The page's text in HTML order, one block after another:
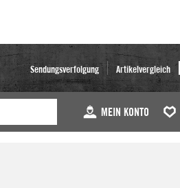
Sendungsverfolgung Artikelvergleich
MEIN KONTO